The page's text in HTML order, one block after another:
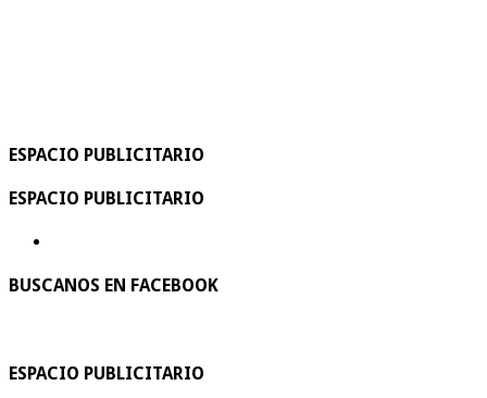
ESPACIO PUBLICITARIO
ESPACIO PUBLICITARIO
BUSCANOS EN FACEBOOK
ESPACIO PUBLICITARIO